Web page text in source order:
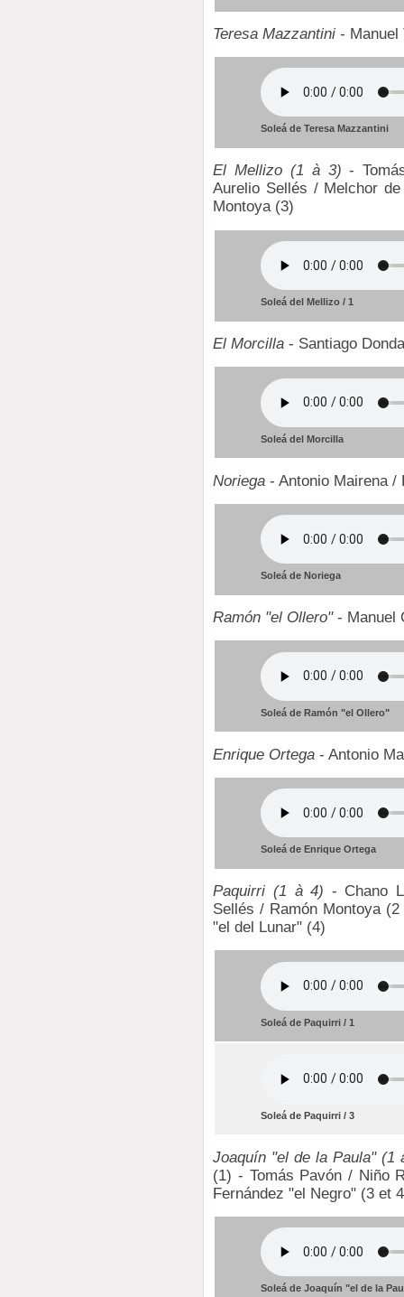
Teresa Mazzantini - Manuel
Soleá de Teresa Mazzantini
El Mellizo (1 à 3) -
Aurelio Sellés / Melchor
Montoya (3)
Soleá del Mellizo / 1
El Morcilla - Santiago
Soleá del Morcilla
Noriega - Antonio Mairena /
Soleá de Noriega
Ramón "el Ollero"- Manuel
Soleá de Ramón "el Ollero"
Enrique Ortega - Antonio
Soleá de Enrique Ortega
Paquirri (1 à 4) - Chano
Sellés / Ramón Montoya
"el del Lunar" (4)
Soleá de Paquirri / 1
Soleá de Paquirri / 3
Joaquín "el de la Paula" (1
(1) - Tomás Pavón / Niño
Fernández "el Negro" (3 et
Soleá de Joaquín "el de la